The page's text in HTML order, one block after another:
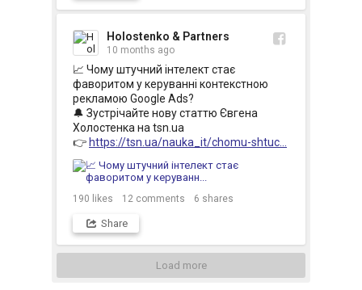
Holostenko & Partners
10 months ago
📈 Чому штучний інтелект стає
фаворитом у керуванні контекстною
рекламою Google Ads?
🔔 Зустрічайте нову статтю Євгена
Холостенка на tsn.ua
👉 https://tsn.ua/nauka_it/chomu-shtuc...
190 likes 12 comments 6 shares
Share
Load more